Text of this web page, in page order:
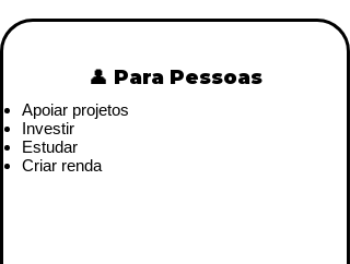
👤 Para Pessoas
Apoiar projetos
Investir
Estudar
Criar renda